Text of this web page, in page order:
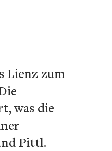
Lienz zum
was die
Pittl.